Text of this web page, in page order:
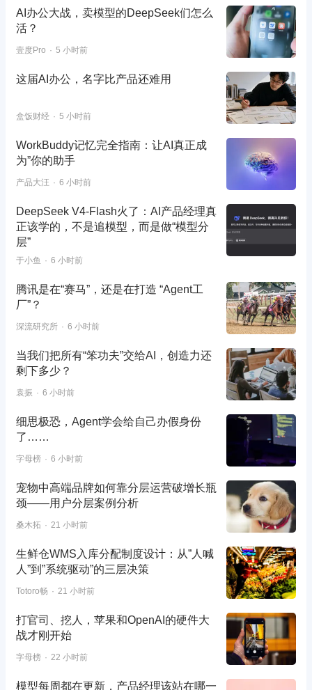
AI办公大战，卖模型的DeepSeek们怎么
活？
壹度Pro 5 小时前
这届AI办公，名字比产品还难用
盒饭财经 5 小时前
WorkBuddy记忆完全指南：让AI真正成
为”你的助手
产品大汪 6 小时前
DeepSeek V4-Flash火了：AI产品经理真
正该学的，不是追模型，而是做“模型分
层”
于小鱼 6 小时前
腾讯是在“赛马”，还是在打造 “Agent工
厂”？
深流研究所 6 小时前
当我们把所有“笨功夫”交给AI，创造力还
剩下多少？
袁振 6 小时前
细思极恐，Agent学会给自己办假身份
了……
字母榜 6 小时前
宠物中高端品牌如何靠分层运营破增长瓶
颈——用户分层案例分析
桑木拓 21 小时前
生鲜仓WMS入库分配制度设计：从”人喊
人”到”系统驱动”的三层决策
Totoro畅 21 小时前
打官司、挖人，苹果和OpenAI的硬件大
战才刚开始
字母榜 22 小时前
模型每周都在更新，产品经理该站在哪一